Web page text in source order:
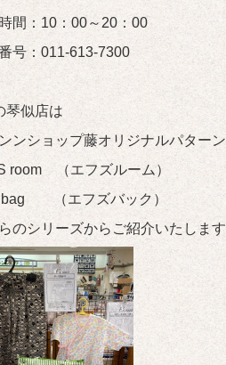
間：10：00～20：00
号：011-613-7300
琴似店は
ンショップ藤オリジナルパターン
room （エフズルーム）
bag （エフズバック）
のシリーズからご紹介いたします